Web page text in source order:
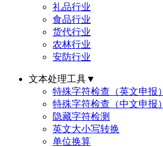
礼品行业
食品行业
货代行业
农林行业
安防行业
文本处理工具▼
特殊字符检查（英文申报）
特殊字符检查（中文申报）
隐藏字符检测
英文大小写转换
单位换算